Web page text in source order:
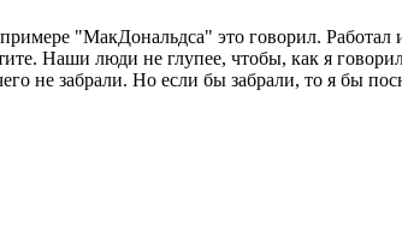
"МакДональдса" это говорил. Работал
Наши люди не глупее, чтобы, как я говорил,
не забрали. Но если бы забрали, то я бы